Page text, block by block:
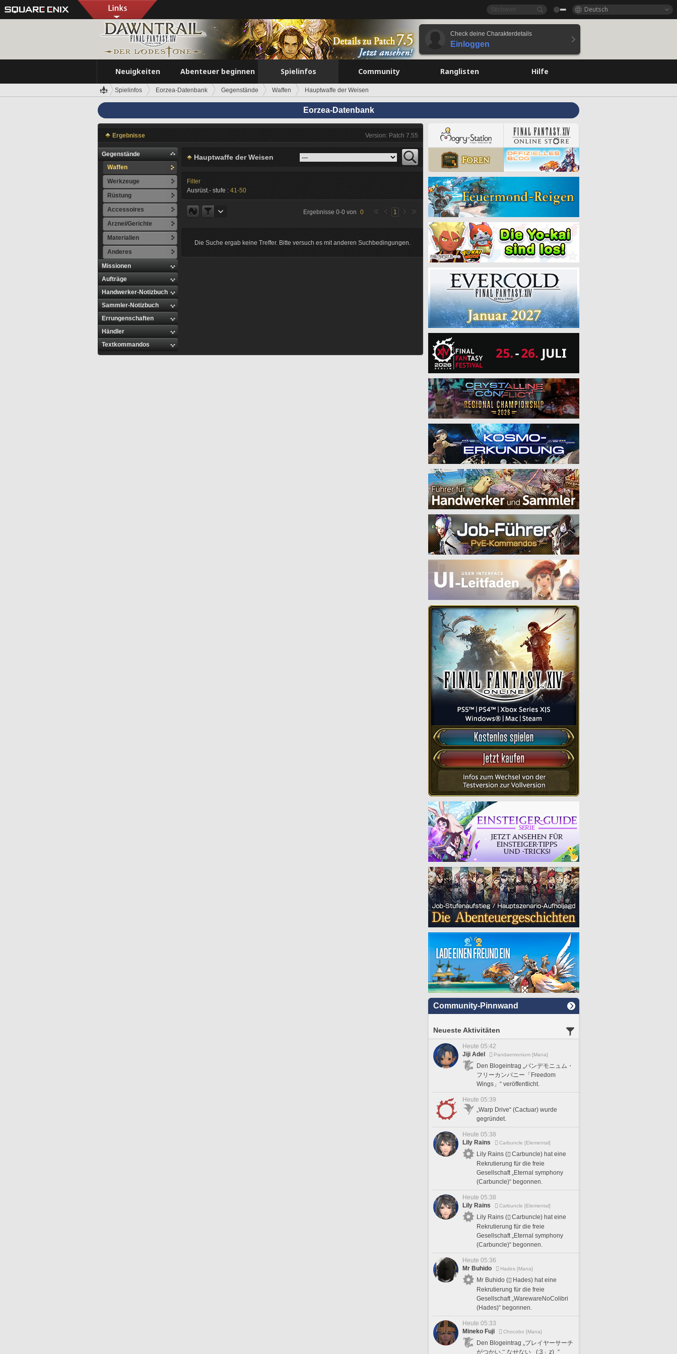
Deutsch
Check deine Charakterdetails
Einloggen
Neuigkeiten Abenteuer beginnen Spielinfos Community Ranglisten Hilfe
Spielinfos Eorzea-Datenbank Gegenstände Waffen Hauptwaffe der Weisen
Eorzea-Datenbank
Ergebnisse Version: Patch 7.55
Gegenstände
Waffen
Werkzeuge
Rüstung
Accessoires
Arznei/Gerichte
Materialien
Anderes
Missionen
Aufträge
Handwerker-Notizbuch
Sammler-Notizbuch
Errungenschaften
Händler
Textkommandos
Hauptwaffe der Weisen
Filter
Ausrüst.- stufe : 41-50
Ergebnisse 0-0 von 0 1
Die Suche ergab keine Treffer. Bitte versuch es mit anderen Suchbedingungen.
Community-Pinnwand
Neueste Aktivitäten
Heute 05:42
Jiji Adel
Pandaemonium [Mana]
Den Blogeintrag „パンデモニュム・
フリーカンパニー「Freedom
Wings」“ veröffentlicht.
Heute 05:39
„Warp Drive“ (Cactuar) wurde
gegründet.
Heute 05:38
Lily Rains
Carbuncle [Elemental]
Lily Rains (
Carbuncle) hat eine
Rekrutierung für die freie
Gesellschaft „Eternal symphony
(Carbuncle)“ begonnen.
Heute 05:38
Lily Rains
Carbuncle [Elemental]
Lily Rains (
Carbuncle) hat eine
Rekrutierung für die freie
Gesellschaft „Eternal symphony
(Carbuncle)“ begonnen.
Heute 05:36
Mr Buhido
Hades [Mana]
Mr Buhido (
Hades) hat eine
Rekrutierung für die freie
Gesellschaft „WarewareNoColibri
(Hades)“ begonnen.
Heute 05:33
Mineko Fuji
Chocobo [Mana]
Den Blogeintrag „プレイヤーサーチ
がつかいこなせない _(:3」z)_“